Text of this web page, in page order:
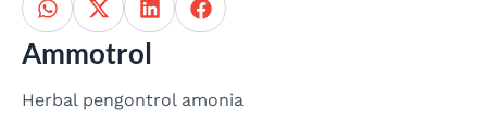
Ammotrol
Herbal pengontrol amonia